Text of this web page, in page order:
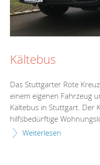
Kältebus
Das Stuttgarter Rote
einem eigenen Fahrzeug
Kältebus in Stuttgart. Der
hilfsbedürftige
Weiterlesen